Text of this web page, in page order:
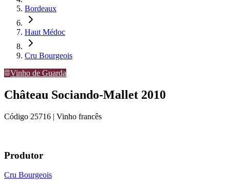
Bordeaux
Haut Médoc
Cru Bourgeois
Vinho de Guarda
Château Sociando-Mallet 2010
Código 25716 | Vinho francês
Produtor
Cru Bourgeois